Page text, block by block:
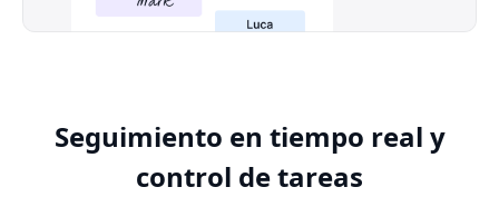
Seguimiento en tiempo real y
control de tareas